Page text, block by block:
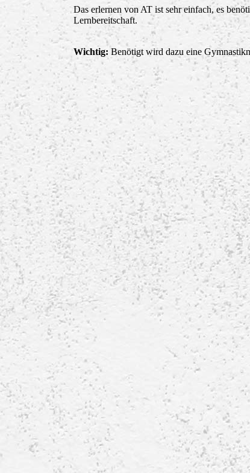
Das erlernen von AT ist sehr einfach, es
Lernbereitschaft.
Wichtig: Benötigt wird dazu eine